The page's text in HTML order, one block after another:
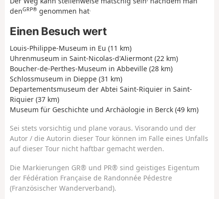
denGRP® genommen hat.
Einen Besuch wert
Louis-Philippe-Museum in Eu (11 km)
Uhrenmuseum in Saint-Nicolas-d'Aliermont (22 km)
Boucher-de-Perthes-Museum in Abbeville (28 km)
Schlossmuseum in Dieppe (31 km)
Departementsmuseum der Abtei Saint-Riquier in Saint-
Riquier (37 km)
Museum für Geschichte und Archäologie in Berck (49 km)
Sei stets vorsichtig und plane voraus. Visorando und der
Autor / die Autorin dieser Tour können im Falle eines Unfalls
auf dieser Tour nicht haftbar gemacht werden.
Die Markierungen GR® und PR® sind geistiges Eigentum
der Fédération Française de Randonnée Pédestre
(Französischer Wanderverband).